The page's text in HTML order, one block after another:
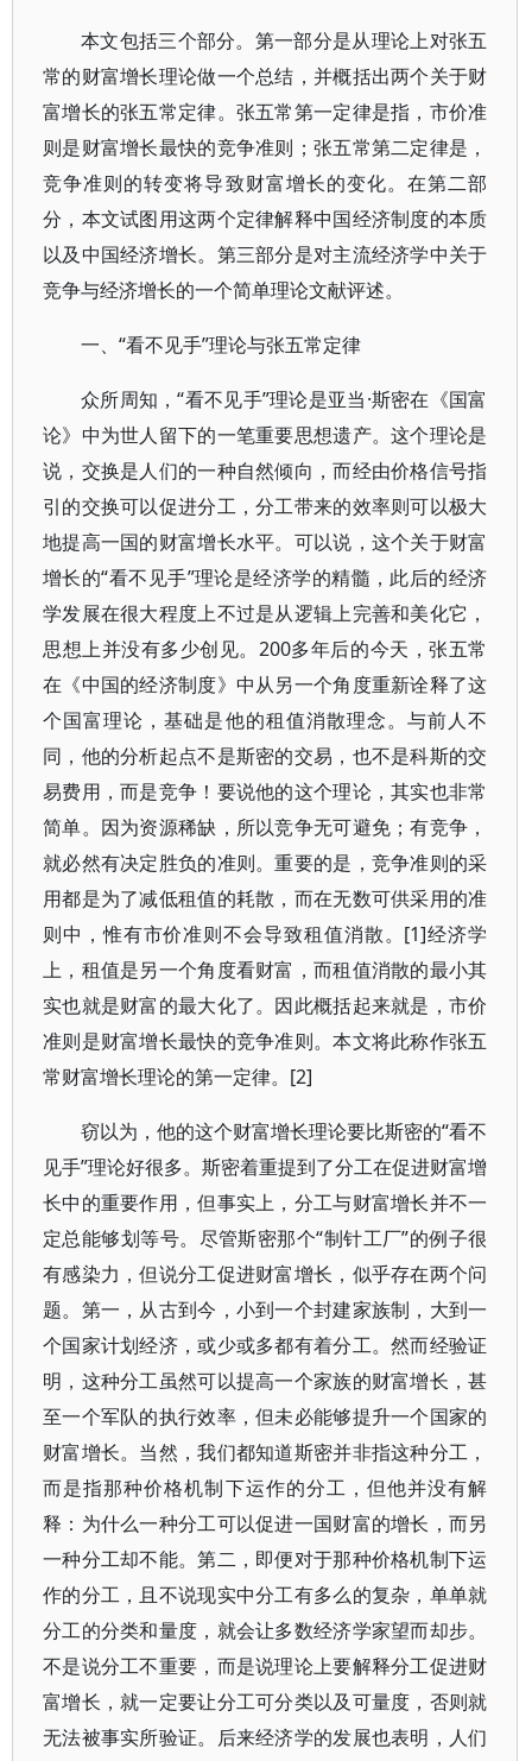
本文包括三个部分。第一部分是从理论上对张五
常的财富增长理论做一个总结，并概括出两个关于财
富增长的张五常定律。张五常第一定律是指，市价准
则是财富增长最快的竞争准则；张五常第二定律是，
竞争准则的转变将导致财富增长的变化。在第二部
分，本文试图用这两个定律解释中国经济制度的本质
以及中国经济增长。第三部分是对主流经济学中关于
竞争与经济增长的一个简单理论文献评述。
一、“看不见手”理论与张五常定律
众所周知，“看不见手”理论是亚当·斯密在《国富
论》中为世人留下的一笔重要思想遗产。这个理论是
说，交换是人们的一种自然倾向，而经由价格信号指
引的交换可以促进分工，分工带来的效率则可以极大
地提高一国的财富增长水平。可以说，这个关于财富
增长的“看不见手”理论是经济学的精髓，此后的经济
学发展在很大程度上不过是从逻辑上完善和美化它，
思想上并没有多少创见。200多年后的今天，张五常
在《中国的经济制度》中从另一个角度重新诠释了这
个国富理论，基础是他的租值消散理念。与前人不
同，他的分析起点不是斯密的交易，也不是科斯的交
易费用，而是竞争！要说他的这个理论，其实也非常
简单。因为资源稀缺，所以竞争无可避免；有竞争，
就必然有决定胜负的准则。重要的是，竞争准则的采
用都是为了减低租值的耗散，而在无数可供采用的准
则中，惟有市价准则不会导致租值消散。[1]经济学
上，租值是另一个角度看财富，而租值消散的最小其
实也就是财富的最大化了。因此概括起来就是，市价
准则是财富增长最快的竞争准则。本文将此称作张五
常财富增长理论的第一定律。[2]
窃以为，他的这个财富增长理论要比斯密的“看不
见手”理论好很多。斯密着重提到了分工在促进财富增
长中的重要作用，但事实上，分工与财富增长并不一
定总能够划等号。尽管斯密那个“制针工厂”的例子很
有感染力，但说分工促进财富增长，似乎存在两个问
题。第一，从古到今，小到一个封建家族制，大到一
个国家计划经济，或少或多都有着分工。然而经验证
明，这种分工虽然可以提高一个家族的财富增长，甚
至一个军队的执行效率，但未必能够提升一个国家的
财富增长。当然，我们都知道斯密并非指这种分工，
而是指那种价格机制下运作的分工，但他并没有解
释：为什么一种分工可以促进一国财富的增长，而另
一种分工却不能。第二，即便对于那种价格机制下运
作的分工，且不说现实中分工有多么的复杂，单单就
分工的分类和量度，就会让多数经济学家望而却步。
不是说分工不重要，而是说理论上要解释分工促进财
富增长，就一定要让分工可分类以及可量度，否则就
无法被事实所验证。后来经济学的发展也表明，人们